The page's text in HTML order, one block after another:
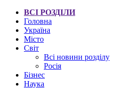
ВСІ РОЗДІЛИ
Головна
Україна
Місто
Світ
Всі новини розділу
Росія
Бізнес
Наука